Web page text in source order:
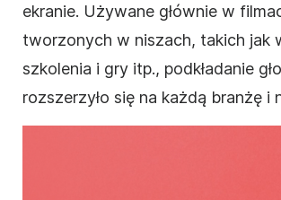
ekranie. Używane głównie w
tworzonych w niszach, takich jak
szkolenia i gry itp., podkładanie
rozszerzyło się na każdą branżę i